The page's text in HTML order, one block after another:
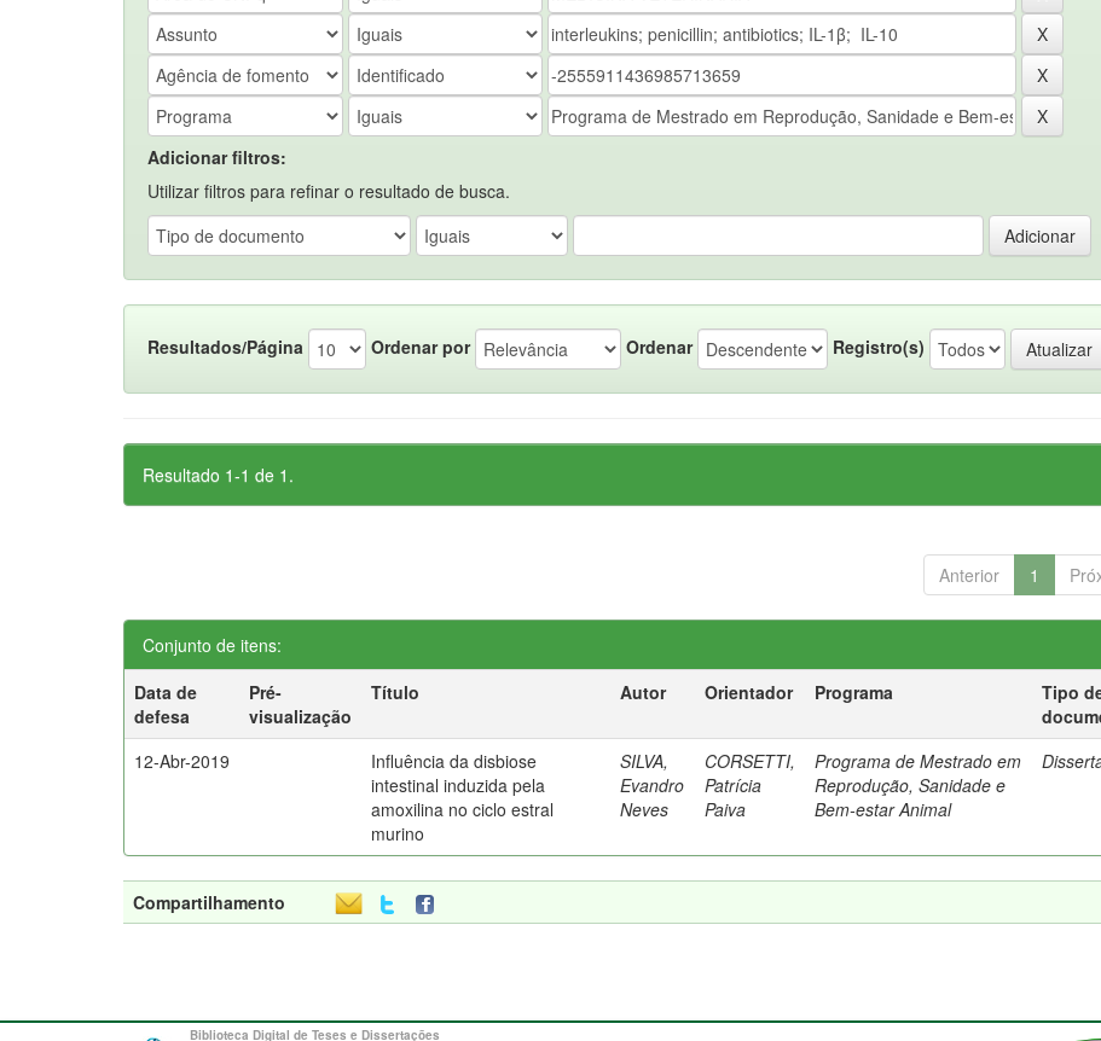
Adicionar filtros:
Utilizar filtros para refinar o resultado de busca.
Resultados/Página Ordenar por Ordenar Registro(s)
Resultado 1-1 de 1.
Anterior 1
Conjunto de itens:
Data de
defesa
Pré-
visualização
Título Autor Orientador Programa
Tipo
12-Abr-2019
Influência da disbiose
intestinal induzida pela
amoxilina no ciclo estral
murino
SILVA,
Evandro
Neves
CORSETTI,
Patrícia
Paiva
Programa de Mestrado em
Reprodução, Sanidade e
Bem-estar Animal
Compartilhamento
Biblioteca Digital de Teses e Dissertações